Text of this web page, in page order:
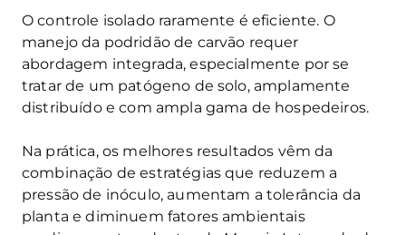
O controle isolado raramente é eficiente. O
manejo da podridão de carvão requer
abordagem integrada, especialmente por se
tratar de um patógeno de solo, amplamente
distribuído e com ampla gama de hospedeiros.
Na prática, os melhores resultados vêm da
combinação de estratégias que reduzem a
pressão de inóculo, aumentam a tolerância da
planta e diminuem fatores ambientais